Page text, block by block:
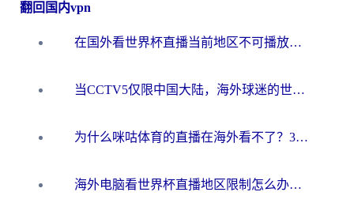
翻回国内vpn
在国外看世界杯直播当前地区不可播放？海外党必看的回国加速全攻略
当CCTV5仅限中国大陆，海外球迷的世界杯狂欢如何继续？
为什么咪咕体育的直播在海外看不了？3步解决海外看世界杯+抖音地区限制难题
海外电脑看世界杯直播地区限制怎么办？你需要一个聪明的加速器